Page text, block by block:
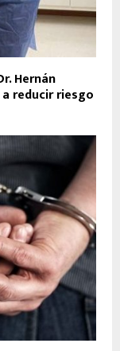
Hernán
reducir riesgo